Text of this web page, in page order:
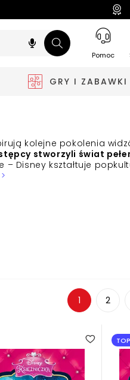
Pomoc
GRY I ZABAWKI
kolejne pokolenia
stworzyli świat
Disney kształtuje
1 2
TOP